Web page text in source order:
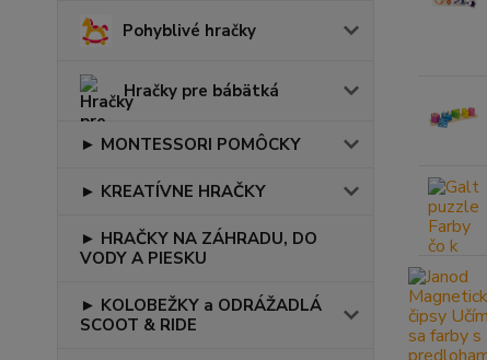
Pohyblivé hračky
Hračky pre bábätká
► MONTESSORI POMÔCKY
► KREATÍVNE HRAČKY
► HRAČKY NA ZÁHRADU, DO
VODY A PIESKU
► KOLOBEŽKY a ODRÁŽADLÁ
SCOOT & RIDE